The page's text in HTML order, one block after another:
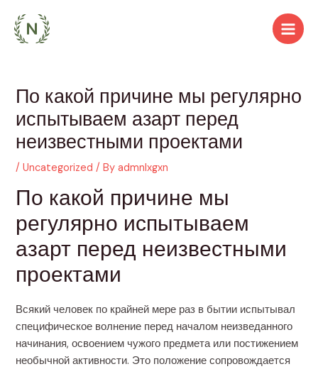
content
Main
По какой причине мы регулярно
испытываем азарт перед
неизвестными проектами
/Uncategorized / Byadmnlxgxn
По какой причине мы
регулярно испытываем
азарт перед неизвестными
проектами
Всякий человек по крайней мере раз в бытии испытывал
специфическое волнение перед началом неизведанного
начинания, освоением чужого предмета или постижением
необычной активности. Это положение сопровождается